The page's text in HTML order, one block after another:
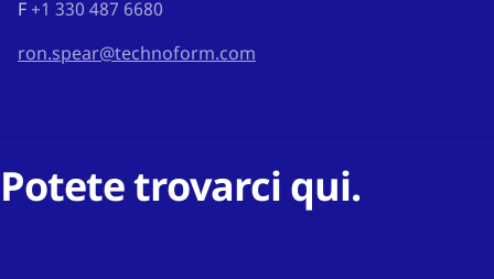
F +1 330 487 6680
ron.spear@technoform.com
Potete trovarci qui.